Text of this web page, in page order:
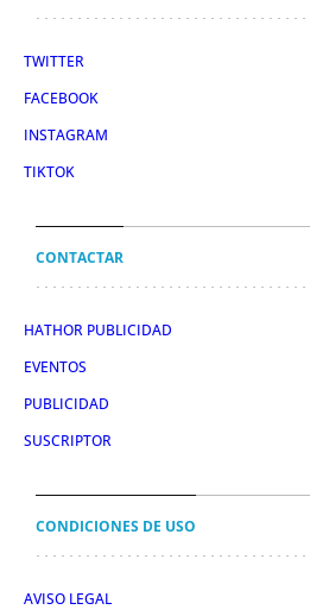
TWITTER
FACEBOOK
INSTAGRAM
TIKTOK
CONTACTAR
HATHOR PUBLICIDAD
EVENTOS
PUBLICIDAD
SUSCRIPTOR
CONDICIONES DE USO
AVISO LEGAL